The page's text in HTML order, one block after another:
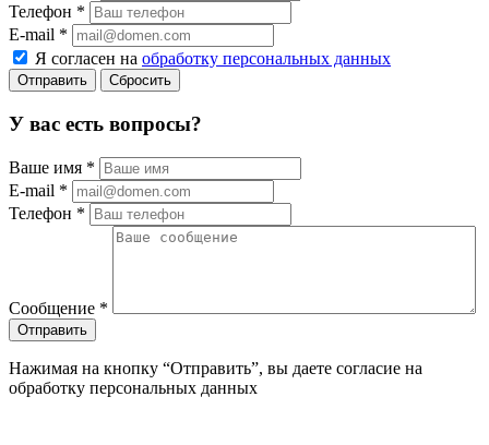
Телефон *
E-mail *
Я согласен на обработку персональных данных
Сбросить
У вас есть вопросы?
Ваше имя *
E-mail *
Телефон *
Сообщение *
Нажимая на кнопку “Отправить”, вы даете согласие на
обработку персональных данных